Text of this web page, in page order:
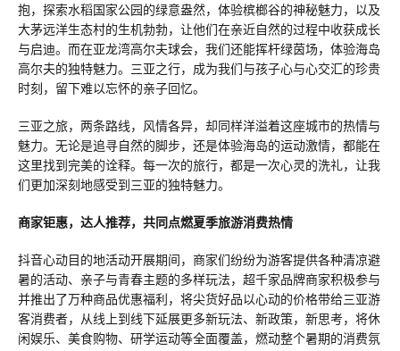
抱，探索水稻国家公园的绿意盎然，体验槟榔谷的神秘魅力，以及
大茅远洋生态村的生机勃勃，让他们在亲近自然的过程中收获成长
与启迪。而在亚龙湾高尔夫球会，我们还能挥杆绿茵场，体验海岛
高尔夫的独特魅力。三亚之行，成为我们与孩子心与心交汇的珍贵
时刻，留下难以忘怀的亲子回忆。
三亚之旅，两条路线，风情各异，却同样洋溢着这座城市的热情与
魅力。无论是追寻自然的脚步，还是体验海岛的运动激情，都能在
这里找到完美的诠释。每一次的旅行，都是一次心灵的洗礼，让我
们更加深刻地感受到三亚的独特魅力。
商家钜惠，达人推荐，共同点燃夏季旅游消费热情
抖音心动目的地活动开展期间，商家们纷纷为游客提供各种清凉避
暑的活动、亲子与青春主题的多样玩法，超千家品牌商家积极参与
并推出了万种商品优惠福利，将尖货好品以心动的价格带给三亚游
客消费者，从线上到线下延展更多新玩法、新政策，新思考，将休
闲娱乐、美食购物、研学运动等全面覆盖，燃动整个暑期的消费氛